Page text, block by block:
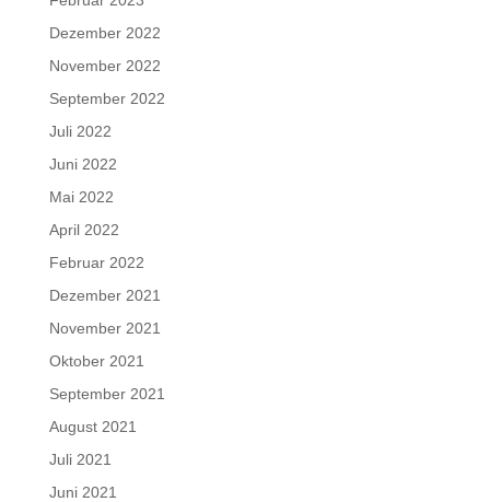
Dezember 2022
November 2022
September 2022
Juli 2022
Juni 2022
Mai 2022
April 2022
Februar 2022
Dezember 2021
November 2021
Oktober 2021
September 2021
August 2021
Juli 2021
Juni 2021